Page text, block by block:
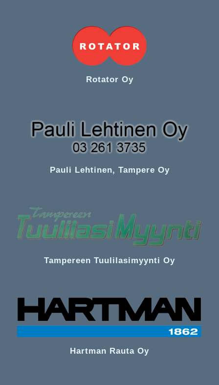
Rotator Oy
Pauli Lehtinen, Tampere Oy
Tampereen Tuulilasimyynti Oy
Hartman Rauta Oy